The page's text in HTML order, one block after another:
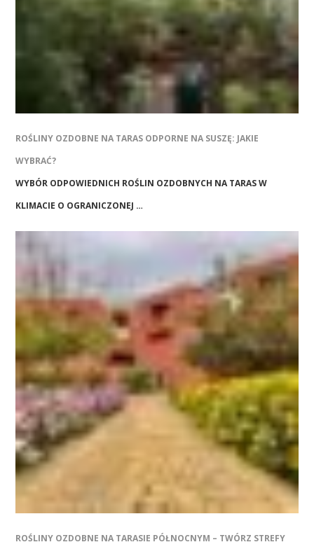
ROŚLINY OZDOBNE NA TARAS ODPORNE NA SUSZĘ: JAKIE
WYBRAĆ?
WYBÓR ODPOWIEDNICH ROŚLIN OZDOBNYCH NA TARAS W
KLIMACIE O OGRANICZONEJ …
ROŚLINY OZDOBNE NA TARASIE PÓŁNOCNYM – TWÓRZ STREFY